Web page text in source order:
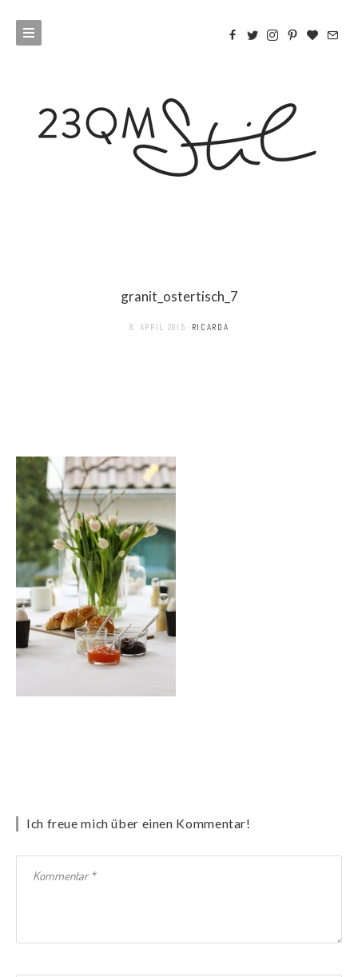
granit_ostertisch_7
8. APRIL 2015 RICARDA
Ich freue mich über einen Kommentar!